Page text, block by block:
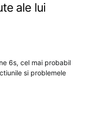
ale lui
6s, cel mai probabil
si problemele